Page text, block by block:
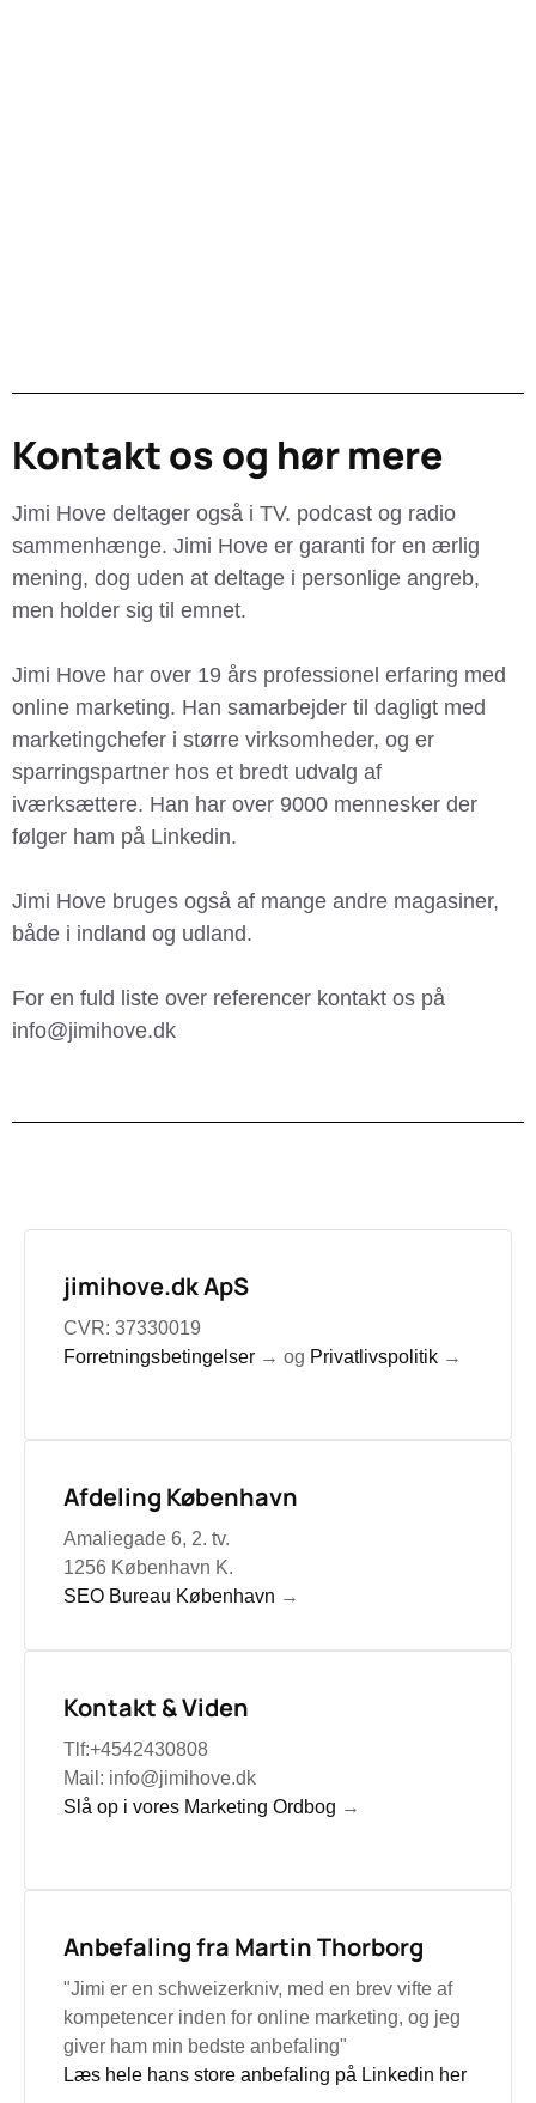
Kontakt os og hør mere
Jimi Hove deltager også i TV. podcast og radio
sammenhænge. Jimi Hove er garanti for en ærlig
mening, dog uden at deltage i personlige angreb,
men holder sig til emnet.
Jimi Hove har over 19 års professionel erfaring med
online marketing. Han samarbejder til dagligt med
marketingchefer i større virksomheder, og er
sparringspartner hos et bredt udvalg af
iværksættere. Han har over 9000 mennesker der
følger ham på Linkedin.
Jimi Hove bruges også af mange andre magasiner,
både i indland og udland.
For en fuld liste over referencer kontakt os på
info@jimihove.dk
jimihove.dk ApS
CVR: 37330019
Forretningsbetingelser → og Privatlivspolitik →
Afdeling København
Amaliegade 6, 2. tv.
1256 København K.
SEO Bureau København →
Kontakt & Viden
Tlf:+4542430808
Mail: info@jimihove.dk
Slå op i vores Marketing Ordbog →
Anbefaling fra Martin Thorborg
"Jimi er en schweizerkniv, med en brev vifte af
kompetencer inden for online marketing, og jeg
giver ham min bedste anbefaling"
Læs hele hans store anbefaling på Linkedin her